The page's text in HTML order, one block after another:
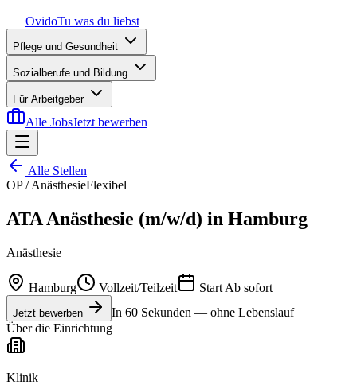
OvidoTu was du liebst
Pflege und Gesundheit
Sozialberufe und Bildung
Für Arbeitgeber
Alle JobsJetzt bewerben
Alle Stellen
OP / AnästhesieFlexibel
ATA Anästhesie (m/w/d) in Hamburg
Anästhesie
Hamburg Vollzeit/Teilzeit Start Ab sofort
Jetzt bewerben
In 60 Sekunden — ohne Lebenslauf
Über die Einrichtung
Klinik